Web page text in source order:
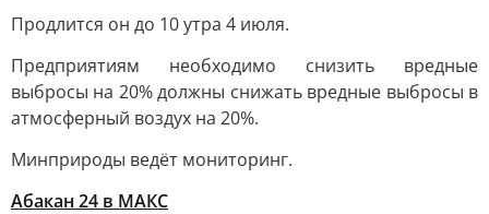
Продлится он до 10 утра 4 июля.
Предприятиям необходимо снизить вредные
выбросы на 20% должны снижать вредные выбросы в
атмосферный воздух на 20%.
Минприроды ведёт мониторинг.
Абакан 24 в МАКС